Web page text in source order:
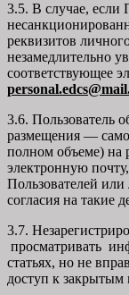
3.5. В случае, если
реквизитов
незамедлительно
соответствующее
3.6. Пользователь
размещения —
полном объеме) на
электронную
Пользователей
согласия на такие
3.7.
просматривать
статьях, но не
доступ к закрытым